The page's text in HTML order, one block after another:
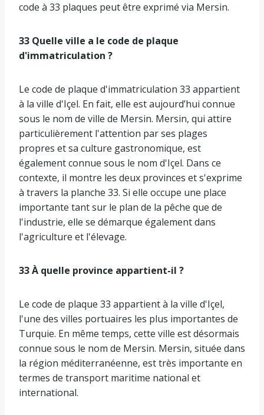
code à 33 plaques peut être exprimé via Mersin.
33 Quelle ville a le code de plaque
d'immatriculation ?
Le code de plaque d'immatriculation 33 appartient
à la ville d'Içel. En fait, elle est aujourd’hui connue
sous le nom de ville de Mersin. Mersin, qui attire
particulièrement l'attention par ses plages
propres et sa culture gastronomique, est
également connue sous le nom d'Içel. Dans ce
contexte, il montre les deux provinces et s'exprime
à travers la planche 33. Si elle occupe une place
importante tant sur le plan de la pêche que de
l'industrie, elle se démarque également dans
l'agriculture et l'élevage.
33 À quelle province appartient-il ?
Le code de plaque 33 appartient à la ville d'Içel,
l'une des villes portuaires les plus importantes de
Turquie. En même temps, cette ville est désormais
connue sous le nom de Mersin. Mersin, située dans
la région méditerranéenne, est très importante en
termes de transport maritime national et
international.